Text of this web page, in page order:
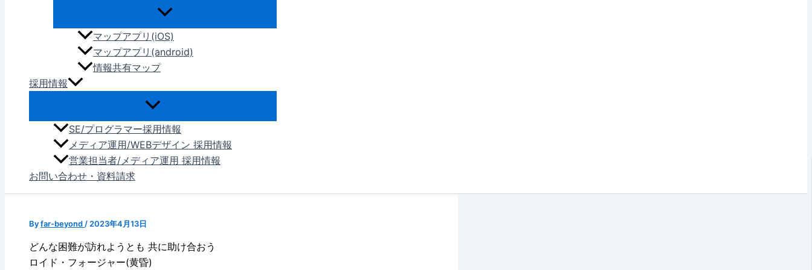
マップアプリ(iOS)
マップアプリ(android)
情報共有マップ
採用情報
SE/プログラマー採用情報
メディア運用/WEBデザイン 採用情報
営業担当者/メディア運用 採用情報
お問い合わせ・資料請求
Byfar-beyond / 2023年4月13日
どんな困難が訪れようとも 共に助け合おう
ロイド・フォージャー(黄昏)